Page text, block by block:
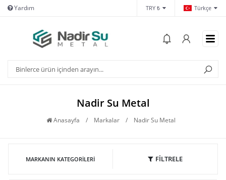
Yardım TRY ₺ Türkçe
Nadir Su Metal
Anasayfa / Markalar / Nadir Su Metal
MARKANIN KATEGORILERI FİLTRELE